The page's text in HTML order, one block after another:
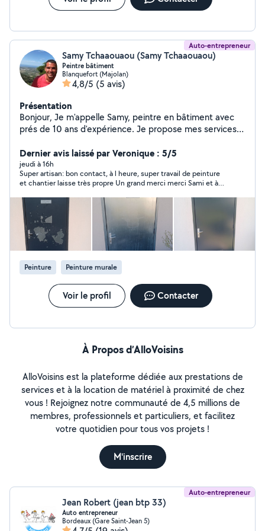
Auto-entrepreneur
Samy Tchaaouaou (Samy Tchaaouaou)
Peintre bâtiment
Blanquefort (Majolan)
4,8/5 (5 avis)
Présentation
Bonjour, Je m'appelle Samy, peintre en bâtiment avec
prés de 10 ans d'expérience. Je propose mes services
grattage,ponçage,ratissage,rebouchage -Application de
sous-couche -Peinture intérieur (murs,plafonds,boiserie)
-Peinture extérieur et ravalement léger -Dépose et Pose
de papier peint -Dépose d'ancien sols (stratifié,lino...) -
Petit travaux de finition et rénovation Je suis
sérieux,soigneux et ponctuel. N'hésitez pas à me
contacter pour un conseil,un avis ou un devis adapté a
votre budget. À bientôt !
Dernier avis laissé par Veronique : 5/5
jeudi à 16h
Super artisan: bon contact, à l heure, super travail de peinture
et chantier laisse très propre Un grand merci merci Sami et à
Peinture Peinture murale
Voir le profil Contacter
À Propos d’AlloVoisins
AlloVoisins est la plateforme dédiée aux prestations de
services et à la location de matériel à proximité de chez
vous ! Rejoignez notre communauté de 4,5 millions de
membres, professionnels et particuliers, et facilitez
votre quotidien pour tous vos projets !
M'inscrire
Auto-entrepreneur
Jean Robert (jean btp 33)
Auto entrepreneur
Bordeaux (Gare Saint-Jean 5)